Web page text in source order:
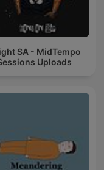
SA - MidTempo
Uploads